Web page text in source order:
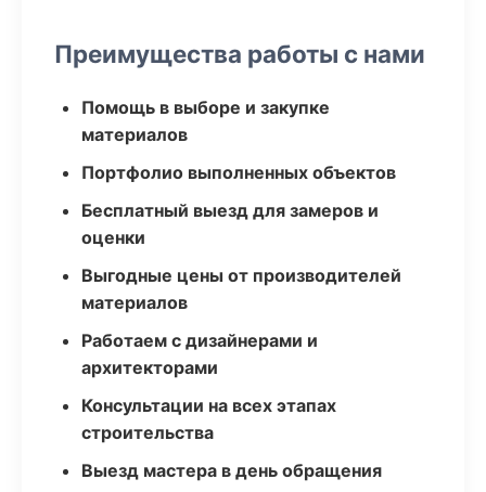
Преимущества работы с нами
Помощь в выборе и закупке
материалов
Портфолио выполненных объектов
Бесплатный выезд для замеров и
оценки
Выгодные цены от производителей
материалов
Работаем с дизайнерами и
архитекторами
Консультации на всех этапах
строительства
Выезд мастера в день обращения